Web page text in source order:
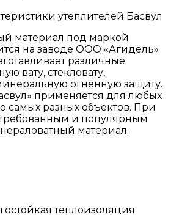
утеплителей Басвул
материал под маркой
на заводе ООО «Агидель»
различные
вату, стекловату,
огненную защиту.
применяется для любых
самых разных объектов. При
и популярным
материал.